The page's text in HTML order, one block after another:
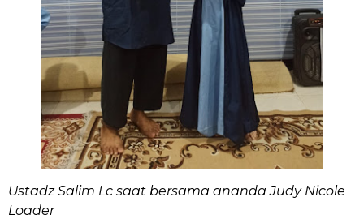
Ustadz Salim Lc saat bersama ananda Judy Nicole
Loader